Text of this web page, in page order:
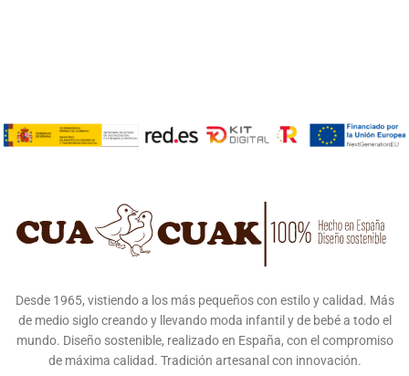
Desde 1965, vistiendo a los más pequeños con estilo y calidad. Más
de medio siglo creando y llevando moda infantil y de bebé a todo el
mundo. Diseño sostenible, realizado en España, con el compromiso
de máxima calidad. Tradición artesanal con innovación.